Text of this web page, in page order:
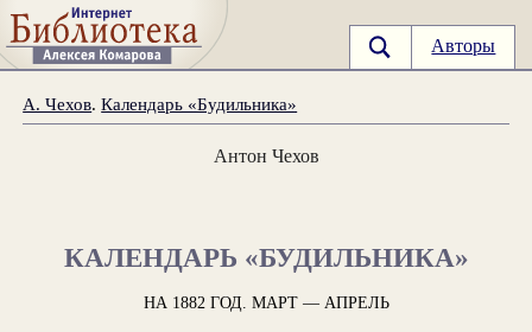
Авторы
А. Чехов.Календарь «Будильника»
Антон Чехов
КАЛЕНДАРЬ «БУДИЛЬНИКА»
НА 1882 ГОД. МАРТ — АПРЕЛЬ